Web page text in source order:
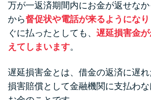
万が一返済期間内にお金が返せな
から督促状や電話が来るようにな
ぐに払ったとしても、 遅延損害金
えてしまいます。
遅延損害金とは、借金の返済に遅
損害賠償として金融機関に支払わ